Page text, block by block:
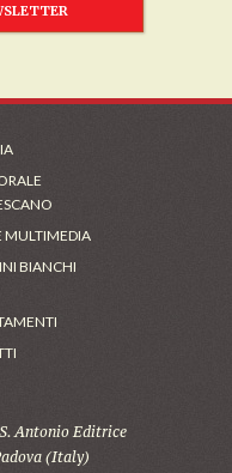
MULTIMEDIA
BIANCHI
Antonio Editrice
(Italy)